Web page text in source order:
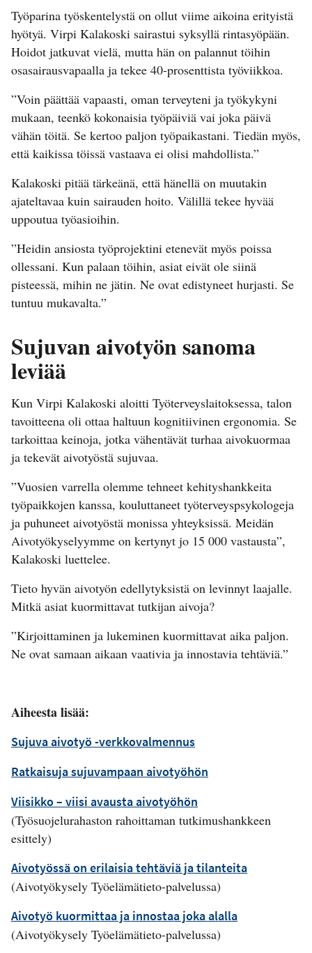
Työparina työskentelystä on ollut viime aikoina erityistä
hyötyä. Virpi Kalakoski sairastui syksyllä rintasyöpään.
Hoidot jatkuvat vielä, mutta hän on palannut töihin
osasairausvapaalla ja tekee 40-prosenttista työviikkoa.
”Voin päättää vapaasti, oman terveyteni ja työkykyni
mukaan, teenkö kokonaisia työpäiviä vai joka päivä
vähän töitä. Se kertoo paljon työpaikastani. Tiedän myös,
että kaikissa töissä vastaava ei olisi mahdollista.”
Kalakoski pitää tärkeänä, että hänellä on muutakin
ajateltavaa kuin sairauden hoito. Välillä tekee hyvää
uppoutua työasioihin.
”Heidin ansiosta työprojektini etenevät myös poissa
ollessani. Kun palaan töihin, asiat eivät ole siinä
pisteessä, mihin ne jätin. Ne ovat edistyneet hurjasti. Se
tuntuu mukavalta.”
Sujuvan aivotyön sanoma
leviää
Kun Virpi Kalakoski aloitti Työterveyslaitoksessa, talon
tavoitteena oli ottaa haltuun kognitiivinen ergonomia. Se
tarkoittaa keinoja, jotka vähentävät turhaa aivokuormaa
ja tekevät aivotyöstä sujuvaa.
”Vuosien varrella olemme tehneet kehityshankkeita
työpaikkojen kanssa, kouluttaneet työterveyspsykologeja
ja puhuneet aivotyöstä monissa yhteyksissä. Meidän
Aivotyökyselyymme on kertynyt jo 15 000 vastausta”,
Kalakoski luettelee.
Tieto hyvän aivotyön edellytyksistä on levinnyt laajalle.
Mitkä asiat kuormittavat tutkijan aivoja?
”Kirjoittaminen ja lukeminen kuormittavat aika paljon.
Ne ovat samaan aikaan vaativia ja innostavia tehtäviä.”
Aiheesta lisää:
Sujuva aivotyö -verkkovalmennus
Ratkaisuja sujuvampaan aivotyöhön
Viisikko – viisi avausta aivotyöhön
(Työsuojelurahaston rahoittaman tutkimushankkeen
esittely)
Aivotyössä on erilaisia tehtäviä ja tilanteita
(Aivotyökysely Työelämätieto-palvelussa)
Aivotyö kuormittaa ja innostaa joka alalla
(Aivotyökysely Työelämätieto-palvelussa)